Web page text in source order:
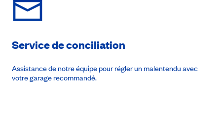
Service de conciliation
Assistance de notre équipe pour régler un malentendu avec
votre garage recommandé.